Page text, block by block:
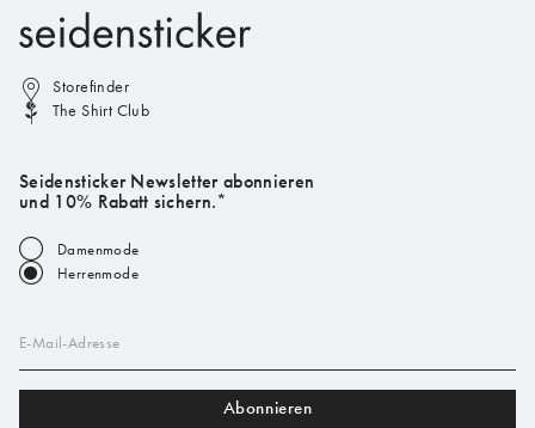
Storefinder
The Shirt Club
Seidensticker Newsletter abonnieren
und 10% Rabatt sichern.*
Damenmode
Herrenmode
E-Mail-Adresse
Abonnieren